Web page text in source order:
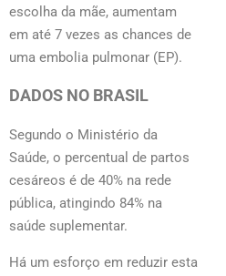
escolha da mãe, aumentam
em até 7 vezes as chances de
uma embolia pulmonar (EP).
DADOS NO BRASIL
Segundo o Ministério da
Saúde, o percentual de partos
cesáreos é de 40% na rede
pública, atingindo 84% na
saúde suplementar.
Há um esforço em reduzir esta